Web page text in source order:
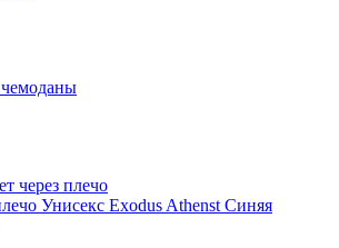
через плечо
Унисекс Exodus Athenst Синяя